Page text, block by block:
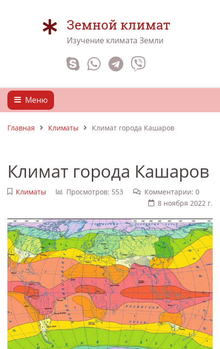
Земной климат
Изучение климата Земли
Меню
Главная Климаты Климат города Кашаров
Климат города Кашаров
Климаты Просмотров: 553
Комментарии: 0
8 ноября 2022 г.